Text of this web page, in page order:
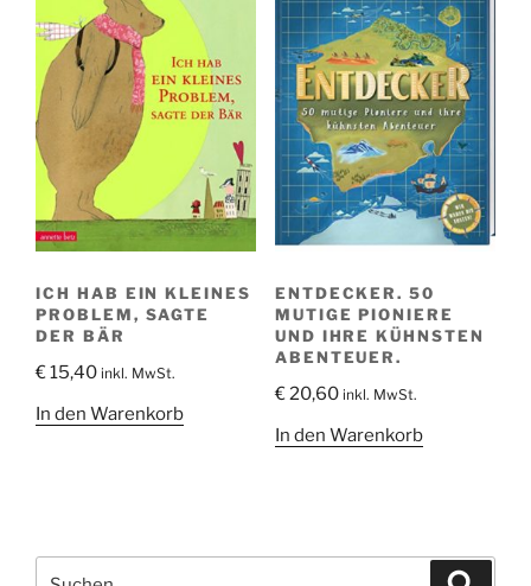
ICH HAB EIN KLEINES
PROBLEM, SAGTE
DER BÄR
€15,40 inkl. MwSt.
In den Warenkorb
ENTDECKER. 50
MUTIGE PIONIERE
UND IHRE KÜHNSTEN
ABENTEUER.
€20,60 inkl. MwSt.
In den Warenkorb